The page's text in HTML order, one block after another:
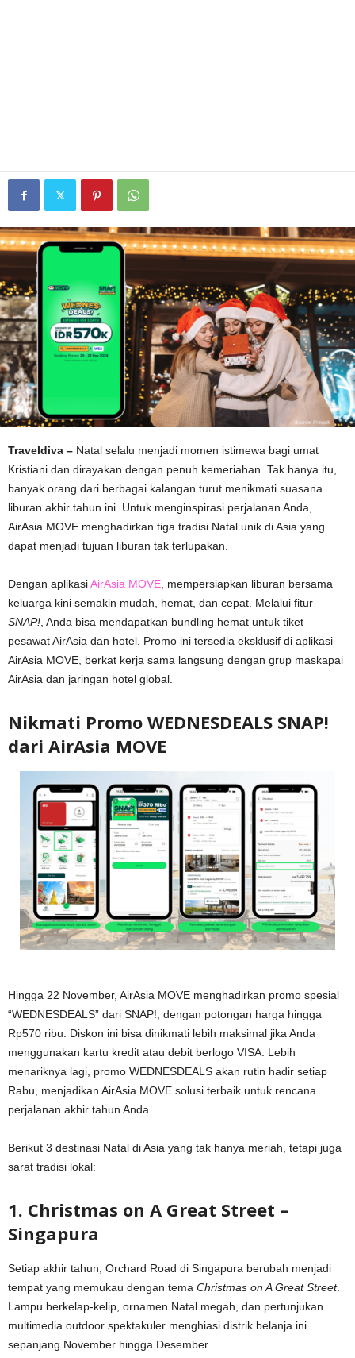
Traveldiva – Natal selalu menjadi momen istimewa bagi umat
Kristiani dan dirayakan dengan penuh kemeriahan. Tak hanya itu,
banyak orang dari berbagai kalangan turut menikmati suasana
liburan akhir tahun ini. Untuk menginspirasi perjalanan Anda,
AirAsia MOVE menghadirkan tiga tradisi Natal unik di Asia yang
dapat menjadi tujuan liburan tak terlupakan.
Dengan aplikasiAirAsia MOVE, mempersiapkan liburan bersama
keluarga kini semakin mudah, hemat, dan cepat. Melalui fitur
SNAP!, Anda bisa mendapatkan bundling hemat untuk tiket
pesawat AirAsia dan hotel. Promo ini tersedia eksklusif di aplikasi
AirAsia MOVE, berkat kerja sama langsung dengan grup maskapai
AirAsia dan jaringan hotel global.
Nikmati Promo WEDNESDEALS SNAP!
dari AirAsia MOVE
Hingga 22 November, AirAsia MOVE menghadirkan promo spesial
“WEDNESDEALS” dari SNAP!, dengan potongan harga hingga
Rp570 ribu. Diskon ini bisa dinikmati lebih maksimal jika Anda
menggunakan kartu kredit atau debit berlogo VISA. Lebih
menariknya lagi, promo WEDNESDEALS akan rutin hadir setiap
Rabu, menjadikan AirAsia MOVE solusi terbaik untuk rencana
perjalanan akhir tahun Anda.
Berikut 3 destinasi Natal di Asia yang tak hanya meriah, tetapi juga
sarat tradisi lokal:
1. Christmas on A Great Street –
Singapura
Setiap akhir tahun, Orchard Road di Singapura berubah menjadi
tempat yang memukau dengan tema Christmas on A Great Street.
Lampu berkelap-kelip, ornamen Natal megah, dan pertunjukan
multimedia outdoor spektakuler menghiasi distrik belanja ini
sepanjang November hingga Desember.